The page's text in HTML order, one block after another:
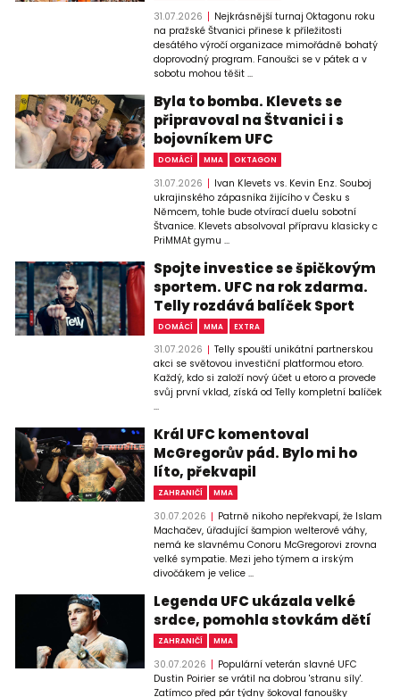
31.07.2026
Nejkrásnější turnaj Oktagonu roku
na pražské Štvanici přinese k příležitosti
desátého výročí organizace mimořádně bohatý
doprovodný program. Fanoušci se v pátek a v
sobotu mohou těšit ...
Byla to bomba. Klevets se
připravoval na Štvanici i s
bojovníkem UFC
DOMÁCÍ MMA OKTAGON
31.07.2026
Ivan Klevets vs. Kevin Enz. Souboj
ukrajinského zápasníka žijícího v Česku s
Němcem, tohle bude otvírací duelu sobotní
Štvanice. Klevets absolvoval přípravu klasicky c
PriMMAt gymu ...
Spojte investice se špičkovým
sportem. UFC na rok zdarma.
Telly rozdává balíček Sport
DOMÁCÍ MMA EXTRA
31.07.2026
Telly spouští unikátní partnerskou
akci se světovou investiční platformou etoro.
Každý, kdo si založí nový účet u etoro a provede
svůj první vklad, získá od Telly kompletní balíček
...
Král UFC komentoval
McGregorův pád. Bylo mi ho
líto, překvapil
ZAHRANIČÍ MMA
30.07.2026
Patrně nikoho nepřekvapí, že Islam
Machačev, úřadující šampion welterové váhy,
nemá ke slavnému Conoru McGregorovi zrovna
velké sympatie. Mezi jeho týmem a irským
divočákem je velice ...
Legenda UFC ukázala velké
srdce, pomohla stovkám dětí
ZAHRANIČÍ MMA
30.07.2026
Populární veterán slavné UFC
Dustin Poirier se vrátil na dobrou 'stranu síly'.
Zatímco před pár týdny šokoval fanoušky